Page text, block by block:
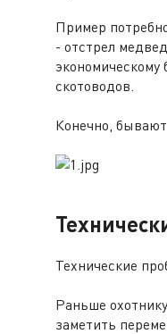
Пример
- отстрел
скотоводов.
Конечно,
Технические
Раньше
заметить